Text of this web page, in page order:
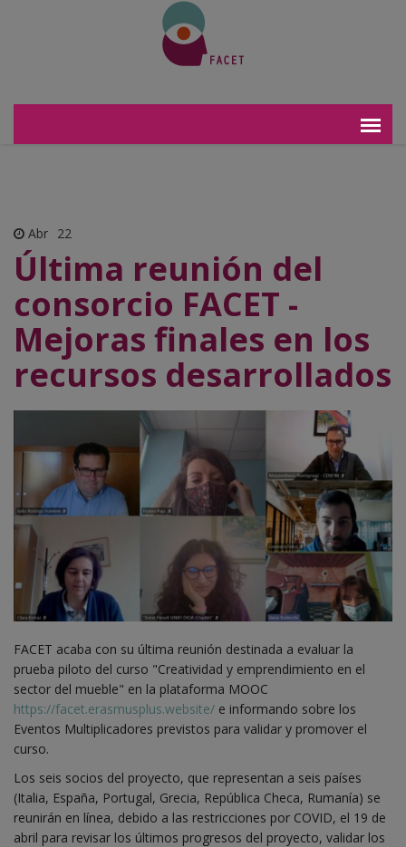
Abr 22
Última reunión del
consorcio FACET -
Mejoras finales en los
recursos desarrollados
FACET acaba con su última reunión destinada a evaluar la
prueba piloto del curso "Creatividad y emprendimiento en el
sector del mueble" en la plataforma MOOC
https://facet.erasmusplus.website/ e informando sobre los
Eventos Multiplicadores previstos para validar y promover el
curso.
Los seis socios del proyecto, que representan a seis países
(Italia, España, Portugal, Grecia, República Checa, Rumanía) se
reunirán en línea, debido a las restricciones por COVID, el 19 de
abril para revisar los últimos progresos del proyecto, validar los